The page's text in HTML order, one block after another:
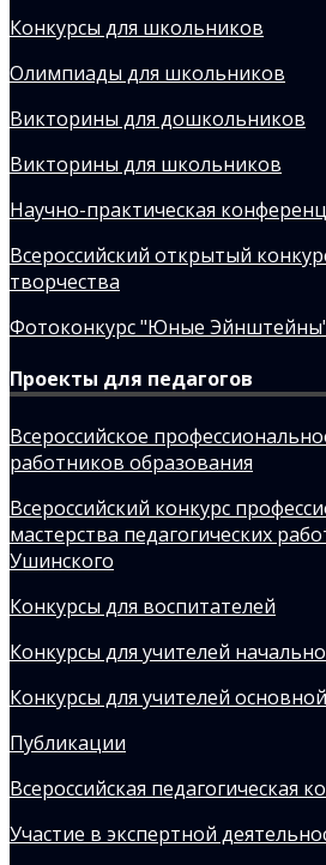
Конкурсы для школьников
Олимпиады для школьников
Викторины для дошкольников
Викторины для школьников
Научно-практическая
Всероссийский открытый
творчества
Фотоконкурс "Юные
Проекты для педагогов
Всероссийское
работников образования
Всероссийский конкурс
мастерства педагогических
Ушинского
Конкурсы для воспитателей
Конкурсы для учителей
Конкурсы для учителей
Публикации
Всероссийская педагогическая
Участие в экспертной